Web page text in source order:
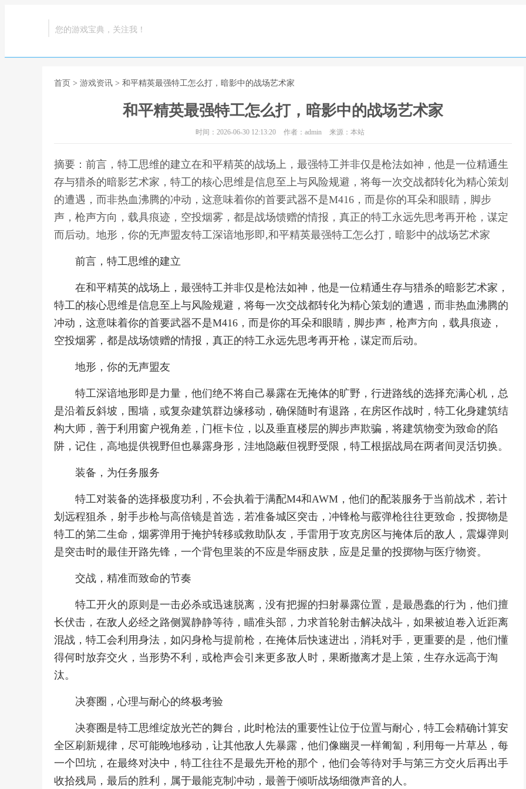
您的游戏宝典，关注我！
首页 > 游戏资讯 > 和平精英最强特工怎么打，暗影中的战场艺术家
和平精英最强特工怎么打，暗影中的战场艺术家
时间：2026-06-30 12:13:20 作者：admin 来源：本站
摘要：前言，特工思维的建立在和平精英的战场上，最强特工并非仅是枪法如神，他是一位精通生
存与猎杀的暗影艺术家，特工的核心思维是信息至上与风险规避，将每一次交战都转化为精心策划
的遭遇，而非热血沸腾的冲动，这意味着你的首要武器不是M416，而是你的耳朵和眼睛，脚步
声，枪声方向，载具痕迹，空投烟雾，都是战场馈赠的情报，真正的特工永远先思考再开枪，谋定
而后动。地形，你的无声盟友特工深谙地形即,和平精英最强特工怎么打，暗影中的战场艺术家
前言，特工思维的建立
在和平精英的战场上，最强特工并非仅是枪法如神，他是一位精通生存与猎杀的暗影艺术家，
特工的核心思维是信息至上与风险规避，将每一次交战都转化为精心策划的遭遇，而非热血沸腾的
冲动，这意味着你的首要武器不是M416，而是你的耳朵和眼睛，脚步声，枪声方向，载具痕迹，
空投烟雾，都是战场馈赠的情报，真正的特工永远先思考再开枪，谋定而后动。
地形，你的无声盟友
特工深谙地形即是力量，他们绝不将自己暴露在无掩体的旷野，行进路线的选择充满心机，总
是沿着反斜坡，围墙，或复杂建筑群边缘移动，确保随时有退路，在房区作战时，特工化身建筑结
构大师，善于利用窗户视角差，门框卡位，以及垂直楼层的脚步声欺骗，将建筑物变为致命的陷
阱，记住，高地提供视野但也暴露身形，洼地隐蔽但视野受限，特工根据战局在两者间灵活切换。
装备，为任务服务
特工对装备的选择极度功利，不会执着于满配M4和AWM，他们的配装服务于当前战术，若计
划远程狙杀，射手步枪与高倍镜是首选，若准备城区突击，冲锋枪与霰弹枪往往更致命，投掷物是
特工的第二生命，烟雾弹用于掩护转移或救助队友，手雷用于攻克房区与掩体后的敌人，震爆弹则
是突击时的最佳开路先锋，一个背包里装的不应是华丽皮肤，应是足量的投掷物与医疗物资。
交战，精准而致命的节奏
特工开火的原则是一击必杀或迅速脱离，没有把握的扫射暴露位置，是最愚蠢的行为，他们擅
长伏击，在敌人必经之路侧翼静静等待，瞄准头部，力求首轮射击解决战斗，如果被迫卷入近距离
混战，特工会利用身法，如闪身枪与提前枪，在掩体后快速进出，消耗对手，更重要的是，他们懂
得何时放弃交火，当形势不利，或枪声会引来更多敌人时，果断撤离才是上策，生存永远高于淘
汰。
决赛圈，心理与耐心的终极考验
决赛圈是特工思维绽放光芒的舞台，此时枪法的重要性让位于位置与耐心，特工会精确计算安
全区刷新规律，尽可能晚地移动，让其他敌人先暴露，他们像幽灵一样匍匐，利用每一片草丛，每
一个凹坑，在最终对决中，特工往往不是最先开枪的那个，他们会等待对手与第三方交火后再出手
收拾残局，最后的胜利，属于最能克制冲动，最善于倾听战场细微声音的人。